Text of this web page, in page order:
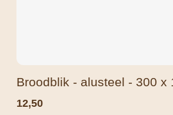
Broodblik - alusteel - 300 x
12,50